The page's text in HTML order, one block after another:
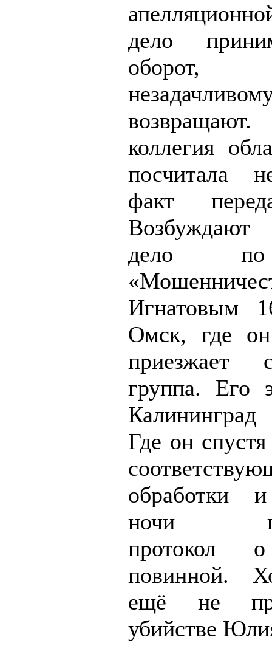
дело
оборот,
коллегия
посчитала
факт
дело по
Игнатовым
Омск, где
приезжает
группа. Его
Калининград
Где он
обработки
ночи
повинной.
ещё не
убийстве